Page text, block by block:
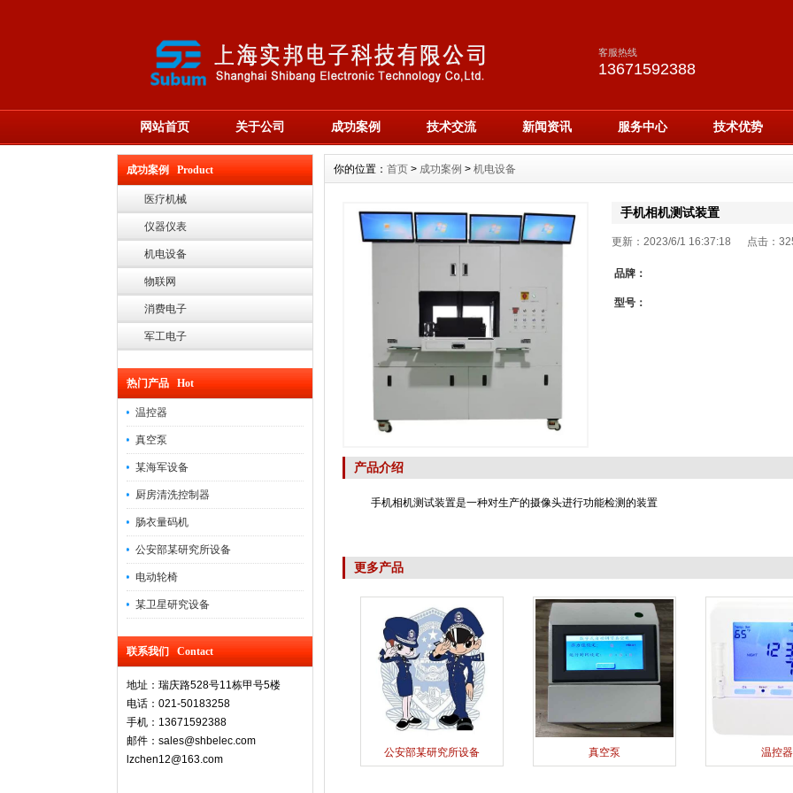
客服热线
13671592388
网站首页 关于公司 成功案例 技术交流 新闻资讯 服务中心 技术优势
成功案例 Product
医疗机械
仪器仪表
机电设备
物联网
消费电子
军工电子
热门产品 Hot
温控器
真空泵
某海军设备
厨房清洗控制器
肠衣量码机
公安部某研究所设备
电动轮椅
某卫星研究设备
联系我们 Contact
地址：瑞庆路528号11栋甲号5楼
电话：021-50183258
手机：13671592388
邮件：sales@shbelec.com
lzchen12@163.com
你的位置： 首页 > 成功案例 > 机电设备
手机相机测试装置
更新：2023/6/1 16:37:18 点击：
品牌：
型号：
产品介绍
手机相机测试装置是一种对生产的摄像头进行功能检测的装置
更多产品
公安部某研究所设备 真空泵 温控器